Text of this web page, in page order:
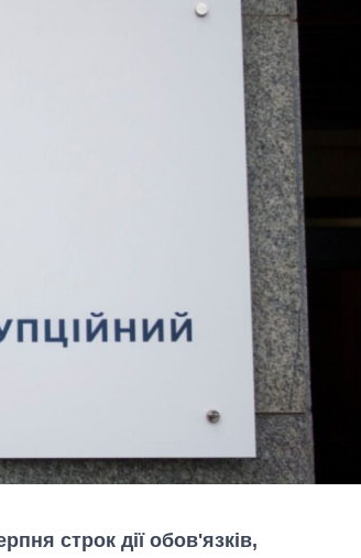
строк дії обов'язків,